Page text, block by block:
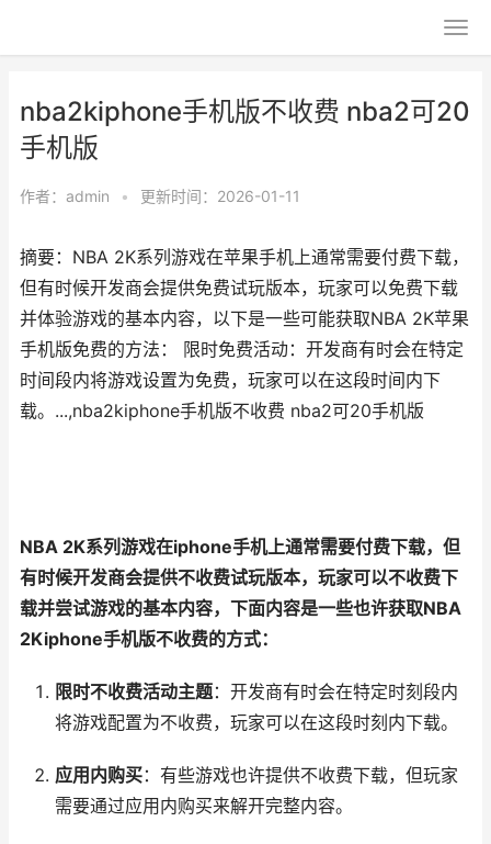
nba2kiphone手机版不收费 nba2可20
手机版
作者： admin • 更新时间：2026-01-11
摘要：NBA 2K系列游戏在苹果手机上通常需要付费下载，
但有时候开发商会提供免费试玩版本，玩家可以免费下载
并体验游戏的基本内容，以下是一些可能获取NBA 2K苹果
手机版免费的方法： 限时免费活动：开发商有时会在特定
时间段内将游戏设置为免费，玩家可以在这段时间内下
载。...,nba2kiphone手机版不收费 nba2可20手机版
NBA 2K系列游戏在iphone手机上通常需要付费下载，但
有时候开发商会提供不收费试玩版本，玩家可以不收费下
载并尝试游戏的基本内容，下面内容是一些也许获取NBA
2Kiphone手机版不收费的方式：
限时不收费活动主题：开发商有时会在特定时刻段内
将游戏配置为不收费，玩家可以在这段时刻内下载。
应用内购买：有些游戏也许提供不收费下载，但玩家
需要通过应用内购买来解开完整内容。